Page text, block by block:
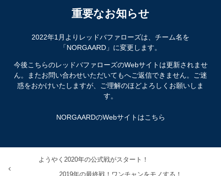
重要なお知らせ
2022年1月よりレッドバファローズは、チーム名を
「NORGAARD」に変更します。
今後こちらのレッドバファローズのWebサイトは更新されませ
ん。またお問い合わせいただいてもへご返信できません。ご迷
惑をおかけいたしますが、ご理解のほどよろしくお願いしま
す。
NORGAARDのWebサイトはこちら
ようやく2020年の公式戦がスタート！
2019年の最終戦！ワンチャンをモノする！